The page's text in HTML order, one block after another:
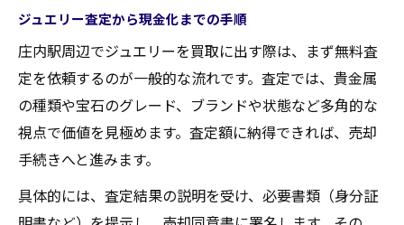
ジュエリー査定から現金化までの手順
庄内駅周辺でジュエリーを買取に出す際は、まず無料査
定を依頼するのが一般的な流れです。査定では、貴金属
の種類や宝石のグレード、ブランドや状態など多角的な
視点で価値を見極めます。査定額に納得できれば、売却
手続きへと進みます。
具体的には、査定結果の説明を受け、必要書類（身分証